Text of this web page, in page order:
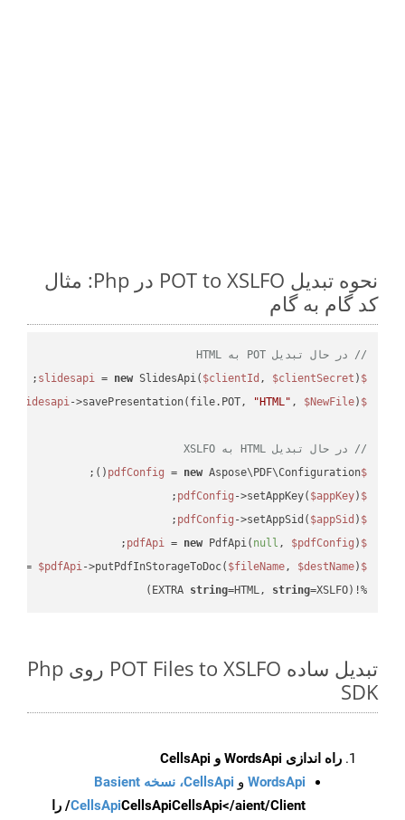
نحوه تبدیل POT to XSLFO در Php: مثال
کد گام به گام
// در حال تبدیل POT به HTML
$slidesapi
= new SlidesApi( $clientId , $clientSecret );
$slidesapi
->savePresentation(file.POT, "HTML" , $NewFile
// در حال تبدیل HTML به XSLFO
$pdfConfig
= new Aspose\PDF\Configuration();
$pdfConfig
->setAppKey( $appKey);
$pdfConfig
->setAppSid( $appSid );
$pdfApi
= new PdfApi( null , $pdfConfig );
$response
= $pdfApi->putPdfInStorageToDoc( $fileName, $destName
%!(EXTRA
string=HTML, string=XSLFO)
تبدیل ساده POT Files to XSLFO روی Php
SDK
راه اندازی WordsApi و CellsApi
WordsApi و CellsApi، نسخه Basient
CellsApiCellsApi
CellsApi</aient/Client/ را